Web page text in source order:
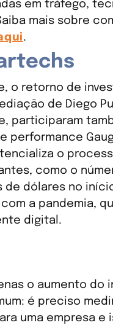
em tráfego,
mais sobre
.
o retorno de
de Diego
participaram
o
como o
de dólares no
a pandemia,
digital.
o aumento
é preciso
uma empresa